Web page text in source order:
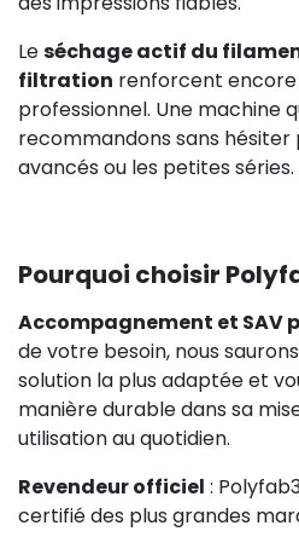
Leséchage actif du
filtration renforcent
professionnel. Une machine
recommandons sans hésiter
avancés ou les petites séries.
Pourquoi choisir
Accompagnement et SAV
de votre besoin, nous
solution la plus adaptée et
manière durable dans sa
utilisation au quotidien.
Revendeur officiel :
certifié des plus grandes